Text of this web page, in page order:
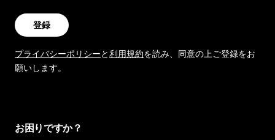
登録
プライバシーポリシーと利用規約を読み、同意の上ご登録をお
願いします。
お困りですか？